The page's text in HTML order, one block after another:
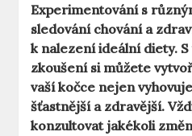
Experimentování s
sledování chování a
k nalezení ideální diety.
zkoušení si můžete
vaší kočce nejen
šťastnější a zdravější.
konzultovat jakékoli